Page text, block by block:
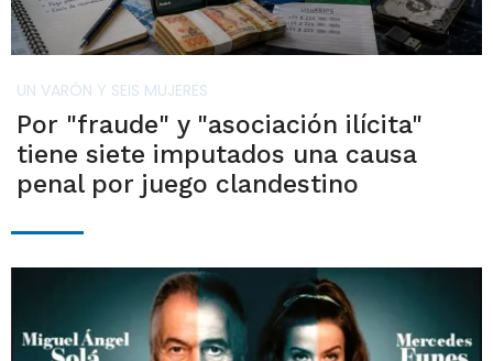
UN VARÓN Y SEIS MUJERES
Por "fraude" y "asociación ilícita"
tiene siete imputados una causa
penal por juego clandestino